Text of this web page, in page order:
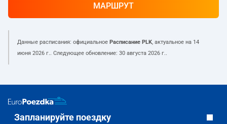
МАРШРУТ
Данные расписания: официальное Расписание PLK, актуальное на 14
июня 2026 г.. Следующее обновление: 30 августа 2026 г..
Запланируйте поездку